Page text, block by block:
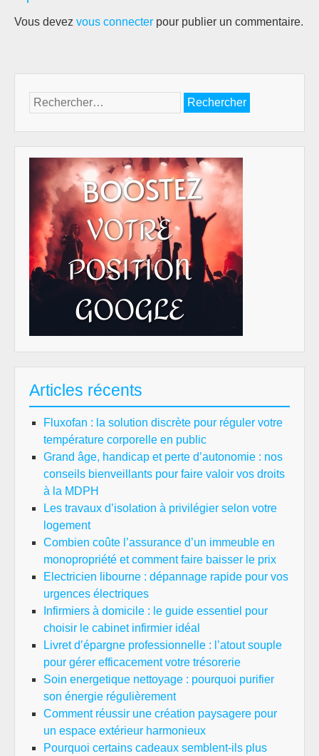
Vous devez vous connecter pour publier un commentaire.
Rechercher :
Articles récents
Fluxofan : la solution discrète pour réguler votre
température corporelle en public
Grand âge, handicap et perte d’autonomie : nos
conseils bienveillants pour faire valoir vos droits
à la MDPH
Les travaux d’isolation à privilégier selon votre
logement
Combien coûte l’assurance d’un immeuble en
monopropriété et comment faire baisser le prix
Electricien libourne : dépannage rapide pour vos
urgences électriques
Infirmiers à domicile : le guide essentiel pour
choisir le cabinet infirmier idéal
Livret d’épargne professionnelle : l’atout souple
pour gérer efficacement votre trésorerie
Soin energetique nettoyage : pourquoi purifier
son énergie régulièrement
Comment réussir une création paysagere pour
un espace extérieur harmonieux
Pourquoi certains cadeaux semblent-ils plus